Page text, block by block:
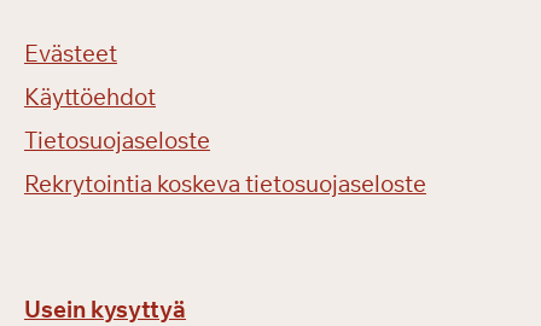
Evästeet
Käyttöehdot
Tietosuojaseloste
Rekrytointia koskeva tietosuojaseloste
Usein kysyttyä